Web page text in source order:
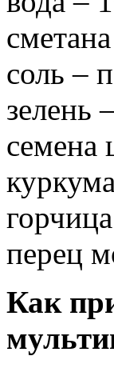
соль –
зелень
семена
перец
Как